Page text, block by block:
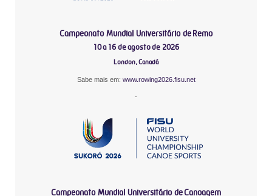
Campeonato Mundial Universitário de Remo
10 a 16 de agosto de 2026
London, Canadá
Sabe mais em: www.rowing2026.fisu.net
-
Campeonato Mundial Universitário de Canoagem